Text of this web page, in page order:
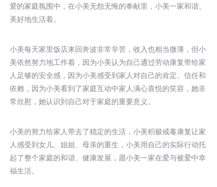
爱的家庭氛围中，在小美无怨无悔的奉献里，小美一家和谐、
美好地生活着。
小美每天家里饭店来回奔波非常辛苦，收入也相当微薄，但小
美依然努力地工作着，因为小美认为自己通过劳动康复带给家
人足够的安全感，因为小美感受到家人对自己的肯定、信任和
依赖，因为小美看到了家庭互动中家人满心喜悦的笑容，她非
常欣慰，她认识到自己对于家庭的重要意义。
小美的努力给家人带去了稳定的生活，小美积极戒毒康复让家
人感受到女儿、姐姐、母亲的重生，小美用自己的实际行动托
起了整个家庭的和谐、健康发展，愿小美一家在爱与被爱中幸
福生活。